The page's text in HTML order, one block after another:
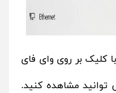
کلیک بر روی وای فای
توانید مشاهده کنید.